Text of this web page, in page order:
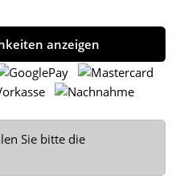
anzeigen
Sie bitte die